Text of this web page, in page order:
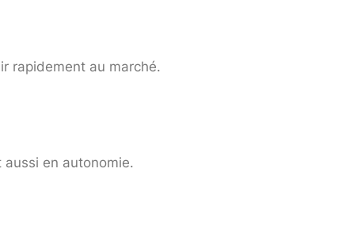
rapidement au marché.
en autonomie.